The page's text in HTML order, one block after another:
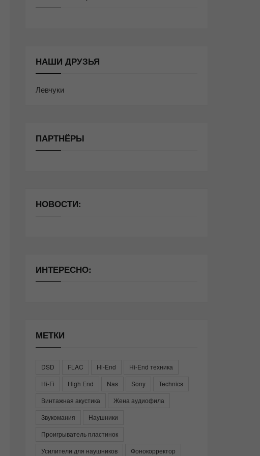
НАШИ ДРУЗЬЯ
Левчуки
ПАРТНЁРЫ
НОВОСТИ:
ИНТЕРЕСНО:
МЕТКИ
DSD FLAC Hi-End
Hi-End техника
Hi-Fi
High End Nas Sony
Technics
Винтажная акустика
Жена аудиофила
Звукомания
Наушники
Проигрыватель пластинок
Усилители для наушников
Фонокорректор